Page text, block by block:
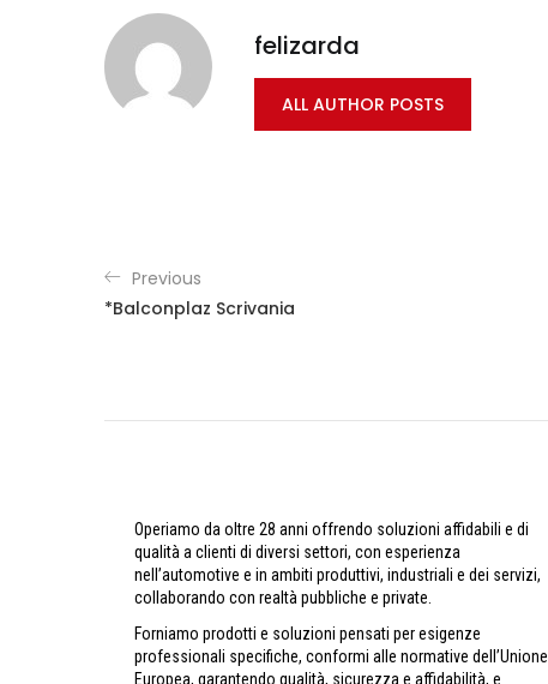
felizarda
ALL AUTHOR POSTS
Previous
*Balconplaz Scrivania
Operiamo da oltre 28 anni offrendo soluzioni affidabili e di
qualità a clienti di diversi settori, con esperienza
nell’automotive e in ambiti produttivi, industriali e dei servizi,
collaborando con realtà pubbliche e private.
Forniamo prodotti e soluzioni pensati per esigenze
professionali specifiche, conformi alle normative dell’Unione
Europea, garantendo qualità, sicurezza e affidabilità, e